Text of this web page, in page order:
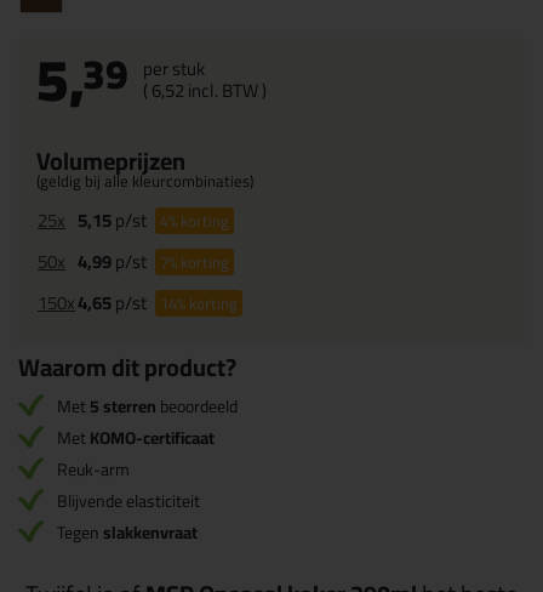
5,39 per stuk
(6,52incl. BTW )
Volumeprijzen
(geldig bij alle kleurcombinaties)
25x 5,15p/st 4%korting
50x 4,99p/st 7%korting
150x4,65p/st 14%korting
Waarom dit product?
Met5 sterrenbeoordeeld
MetKOMO-certificaat
Reuk-arm
Blijvende elasticiteit
Tegenslakkenvraat